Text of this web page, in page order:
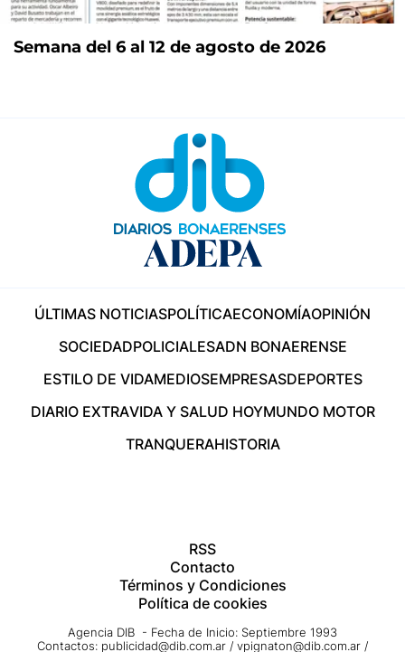
Semana del 6 al 12 de agosto de 2026
ÚLTIMAS NOTICIASPOLÍTICAECONOMÍAOPINIÓN
SOCIEDADPOLICIALESADN BONAERENSE
ESTILO DE VIDAMEDIOSEMPRESASDEPORTES
DIARIO EXTRAVIDA Y SALUD HOYMUNDO MOTOR
TRANQUERAHISTORIA
RSS
Contacto
Términos y Condiciones
Política de cookies
Agencia DIB - Fecha de Inicio: Septiembre 1993
Contactos: publicidad@dib.com.ar / vpignaton@dib.com.ar /